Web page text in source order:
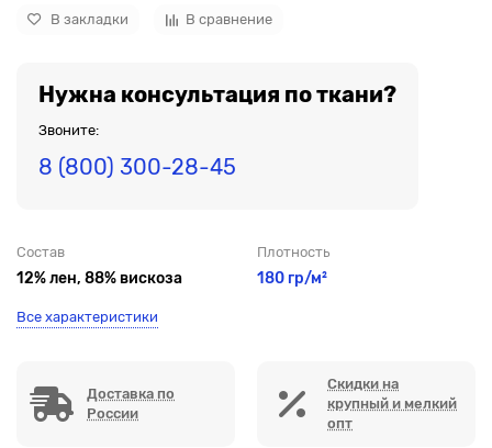
В закладки В сравнение
Нужна консультация по ткани?
Звоните:
8 (800) 300-28-45
Состав
12% лен, 88% вискоза
Плотность
180 гр/м²
Все характеристики
Доставка по
России
Скидки на
крупный и мелкий
опт